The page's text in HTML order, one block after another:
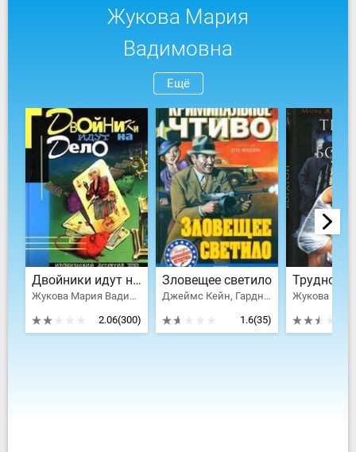
Жукова Мария
Вадимовна
Ещё
Двойники идут на дело
Жукова Мария Вадимовна
2.06(300)
Зловещее светило
Джеймс Кейн, Гарднер Эрл Стенли, Жукова Мария Вадимовна, Чартерис Лесли, Дэшилл Хэммет, Грубер Фрэнк, Егоров Игорь Александрович, Грищенков Ростислав, Балаян Юрий А.
1.6(35)